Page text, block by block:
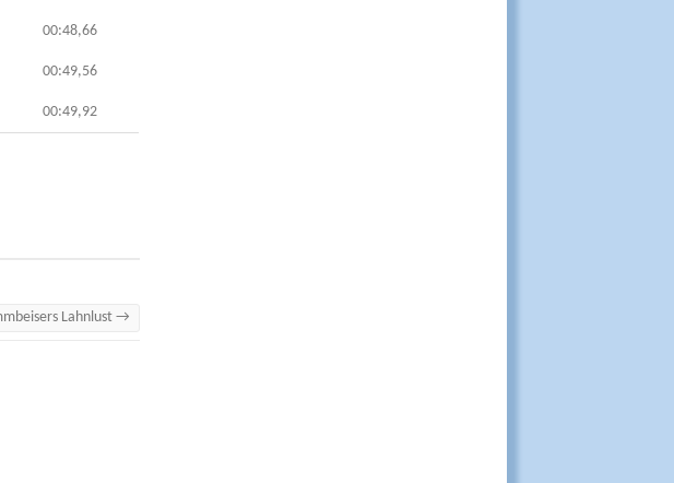
00:48,66
00:49,56
00:49,92
Lahnlust →